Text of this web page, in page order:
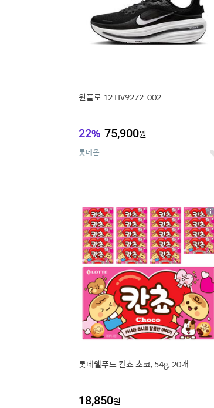
윈플로 12 HV9272-002
22% 75,900원
롯데온
5
롯데웰푸드 칸쵸 초코, 54g, 20개
18,850원